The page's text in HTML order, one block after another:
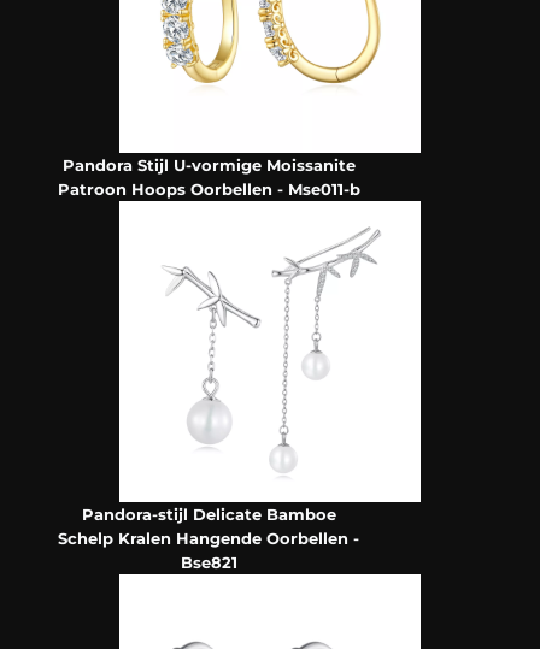
Pandora Stijl U-vormige Moissanite
Patroon Hoops Oorbellen - Mse011-b
Pandora-stijl Delicate Bamboe
Schelp Kralen Hangende Oorbellen -
Bse821